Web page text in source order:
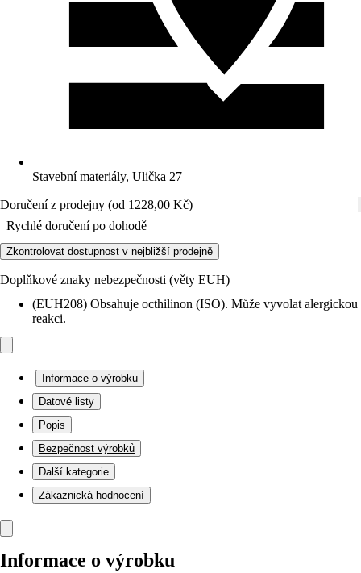
Stavební materiály, Ulička 27
Doručení z prodejny (od 1228,00 Kč)
Rychlé doručení po dohodě
Zkontrolovat dostupnost v nejbližší prodejně
Doplňkové znaky nebezpečnosti (věty EUH)
(EUH208) Obsahuje octhilinon (ISO). Může vyvolat alergickou
reakci.
Informace o výrobku
Datové listy
Popis
Bezpečnost výrobků
Další kategorie
Zákaznická hodnocení
Informace o výrobku